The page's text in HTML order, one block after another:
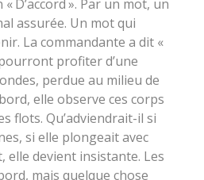
D’accord ». Par un mot, un
assurée. Un mot qui
La commandante a dit «
pourront profiter d’une
perdue au milieu de
elle observe ces corps
flots. Qu’adviendrait-il si
si elle plongeait avec
elle devient insistante. Les
mais quelque chose